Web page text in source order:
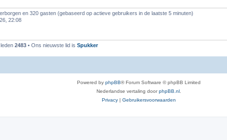
en 320 gasten (gebaseerd op actieve gebruikers in de laatste 5 minuten)
22:08
leden 2483 • Ons nieuwste lid is Spukker
Powered by phpBB® Forum Software © phpBB Limited
Nederlandse vertaling doorphpBB.nl
Privacy | Gebruikersvoorwaarden